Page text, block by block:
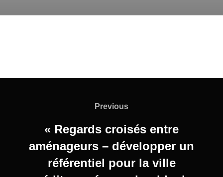
Previous
« Regards croisés entre
aménageurs – développer un
référentiel pour la ville